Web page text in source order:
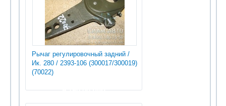
Рычаг регулировочный задний /
Ик. 280 / 2393-106 (300017/300019)
(70022)
9 750.00 руб